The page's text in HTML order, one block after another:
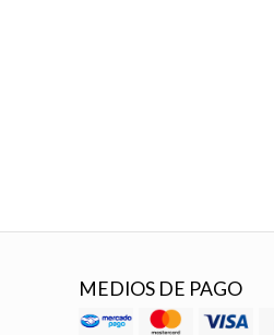
MEDIOS DE PAGO